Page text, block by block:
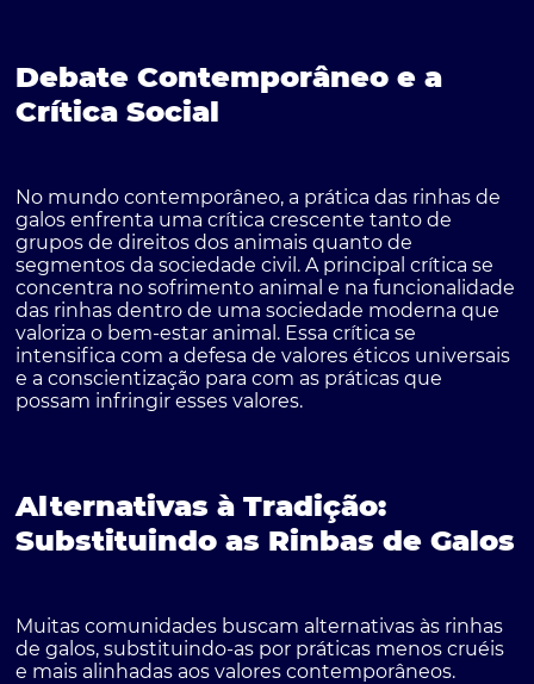
Debate Contemporâneo e a
Crítica Social
No mundo contemporâneo, a prática das rinhas de
galos enfrenta uma crítica crescente tanto de
grupos de direitos dos animais quanto de
segmentos da sociedade civil. A principal crítica se
concentra no sofrimento animal e na funcionalidade
das rinhas dentro de uma sociedade moderna que
valoriza o bem-estar animal. Essa crítica se
intensifica com a defesa de valores éticos universais
e a conscientização para com as práticas que
possam infringir esses valores.
Alternativas à Tradição:
Substituindo as Rinbas de Galos
Muitas comunidades buscam alternativas às rinhas
de galos, substituindo-as por práticas menos cruéis
e mais alinhadas aos valores contemporâneos.